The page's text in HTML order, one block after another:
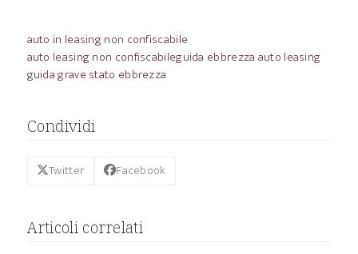
auto in leasing non confiscabile
auto leasing non confiscabileguida ebbrezza auto leasing
guida grave stato ebbrezza
Condividi
Twitter Facebook
Articoli correlati